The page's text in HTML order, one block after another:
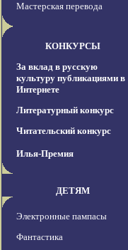
Мастерская перевода
КОНКУРСЫ
За вклад в русскую
культуру публикациями в
Интернете
Литературный конкурс
Читательский конкурс
Илья-Премия
ДЕТЯМ
Электронные пампасы
Фантастика